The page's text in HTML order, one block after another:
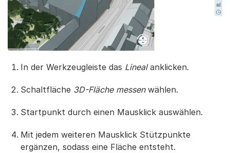
In der Werkzeugleiste das Linealanklicken.
Schaltfläche 3D-Fläche messenwählen.
Startpunkt durch einen Mausklick auswählen.
Mit jedem weiteren Mausklick Stützpunkte
ergänzen, sodass eine Fläche entsteht.